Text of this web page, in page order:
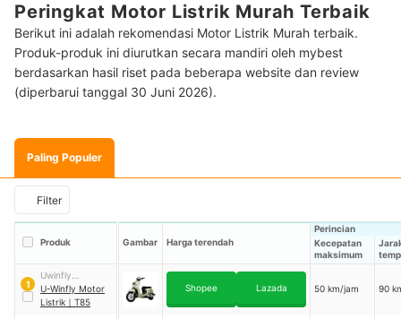
Peringkat Motor Listrik Murah Terbaik
Berikut ini adalah rekomendasi Motor Listrik Murah terbaik.
Produk-produk ini diurutkan secara mandiri oleh mybest
berdasarkan hasil riset pada beberapa website dan review
(diperbarui tanggal 30 Juni 2026).
Paling Populer
Filter
Produk Gambar Harga terendah
Perincian
Kecepatan
maksimum
1
Uwinfly
Indonesia
Industries
U-Winfly Motor
Listrik ｜ T85
Shopee Lazada 50 km/jam 90